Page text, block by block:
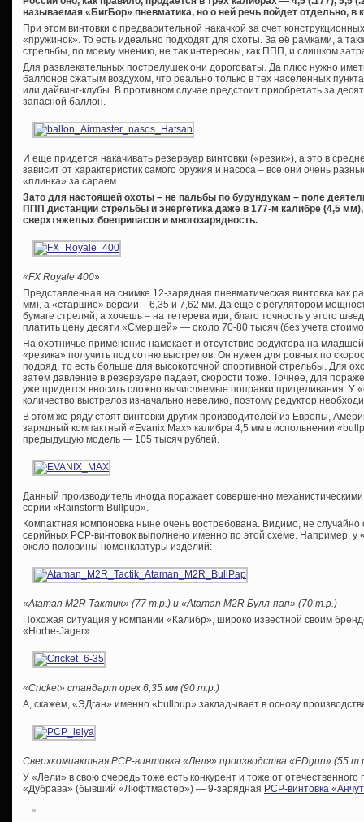
называемая «БигБор» пневматика, но о ней речь пойдет отдельно, в
При этом винтовки с предварительной накачкой за счет
«пружинок». То есть идеально подходят для охоты. За её рамками, а
стрельбы, по моему мнению, не так интересны, как ППП, и слишком
Для развлекательных пострелушек они дороговаты. Да плюс нужно
баллонов сжатым воздухом, что реально только в тех населенных
или дайвинг-клубы. В противном случае предстоит приобретать за
запасной баллон.
И еще придется накачивать резервуар винтовки («резик»), а это в
зависит от характеристик самого оружия и насоса – все они очень
«плинка» за сараем.
Зато для настоящей охоты – не пальбы по бурундукам – поле
ППП дистанции стрельбы и энергетика даже в 177-м калибре (4,5
сверхтяжелых боеприпасов и многозарядность.
«FX Royale 400»
Представленная на снимке 12-зарядная пневматическая винтовка как
мм), а «старшие» версии – 6,35 и 7,62 мм. Да еще с регулятором
бумаге стреляй, а хочешь – на тетерева иди, благо точность у этого
платить цену десяти «Смершей» — около 70-80 тысяч (без учета
На охотничье применение намекает и отсутствие редуктора на
«резика» получить под сотню выстрелов. Он нужен для ровных по
подряд, то есть больше для высокоточной спортивной стрельбы. Для
затем давление в резервуаре падает, скорости тоже. Точнее, для
уже придется вносить сложно вычисляемые поправки прицеливания. У
количество выстрелов изначально невелико, поэтому редуктор
В этом же ряду стоят винтовки других производителей из Европы,
зарядный компактный «Evanix Max» калибра 4,5 мм в испольнении
предыдущую модель — 105 тысяч рублей.
Данный производитель иногда поражает совершенно
серии «Rainstorm Bullpup».
Компактная компоновка ныне очень востребована. Видимо, не случайно
серийных PCP-винтовок выполнено именно по этой схеме. Например,
около половины номенклатуры изделий:
«Ataman M2R Тактик» (77 т.р.) и «Ataman M2R Булл-пап» (70 т.р.)
Похожая ситуация у компании «Калибр», широко известной своим
«Horhe-Jager».
«Cricket» стандарт орех 6,35 мм (90 т.р.)
А, скажем, «ЭДган» именно «bullpup» закладывает в основу
Сверхкомпактная PCP-винтовка «Леля» производства «EDgun» (55
У «Лели» в свою очередь тоже есть конкурент и тоже от
«Дубрава» (бывший «Люфтмастер») — 9-зарядная PCP-винтовка